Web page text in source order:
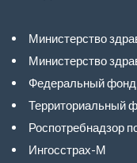
Министерство
Министерство
Федеральный
Территориальный
Роспотребнадзор
Ингосстрах-М